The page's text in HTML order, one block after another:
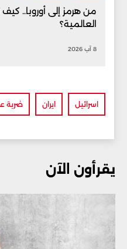
من هرمز إلى أوروبا.. كيف
العالمية؟
8 آب 2026
اسرائيل ايران ضربة
يقرأون الآن